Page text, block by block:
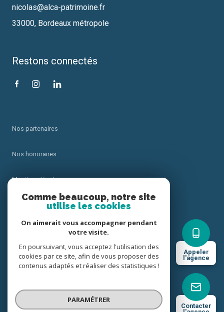
Appeler
l'agence
Contacter
nicolas@alca-patrimoine.fr
33000, Bordeaux métropole
Restons connectés
Nos partenaires
Nos honoraires
Mentions légales
Cookies
© 2026 | Tous droits réservés
Comme beaucoup, notre site
utilise les cookies
On aimerait vous accompagner pendant
votre visite.
En poursuivant, vous acceptez l'utilisation des
cookies par ce site, afin de vous proposer des
contenus adaptés et réaliser des statistiques !
PARAMÉTRER